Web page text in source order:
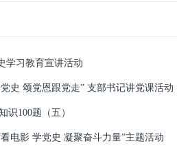
学习教育宣讲活动
史 颂党恩跟党走” 支部书记讲党课活动
识100题（五）
电影 学党史 凝聚奋斗力量”主题活动